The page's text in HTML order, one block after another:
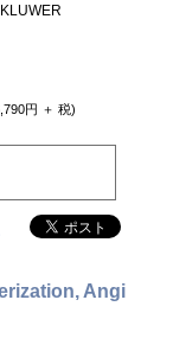
円 ＋ 税)
Angi